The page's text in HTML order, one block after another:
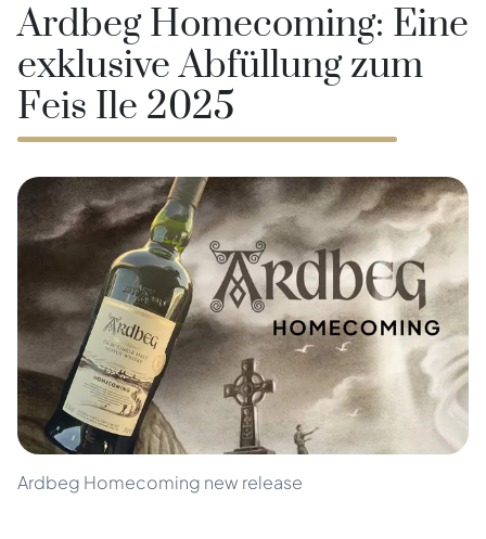
Ardbeg Homecoming: Eine
exklusive Abfüllung zum
Feis Ile 2025
Ardbeg Homecoming new release